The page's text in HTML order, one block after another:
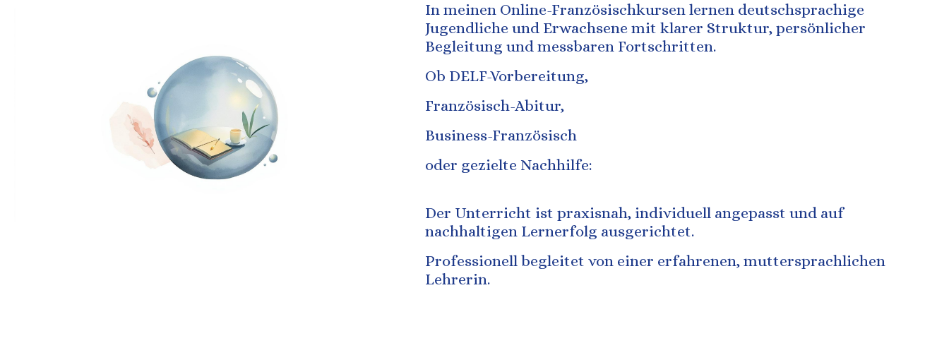
In meinen Online-Französischkursen lernen deutschsprachige
Jugendliche und Erwachsene mit klarer Struktur, persönlicher
Begleitung und messbaren Fortschritten.
Ob DELF-Vorbereitung,
Französisch-Abitur,
Business-Französisch
oder gezielte Nachhilfe:
Der Unterricht ist praxisnah, individuell angepasst und auf
nachhaltigen Lernerfolg ausgerichtet.
Professionell begleitet von einer erfahrenen, muttersprachlichen
Lehrerin.